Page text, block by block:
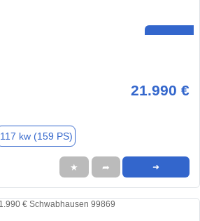
21.990 €
117 kw (159 PS)
★ ➦ ➜